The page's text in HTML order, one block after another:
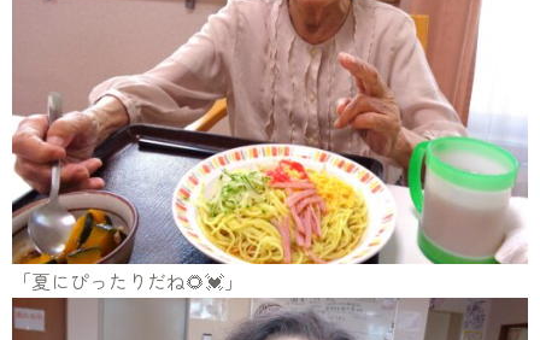
「夏にぴったりだね🌻💓」